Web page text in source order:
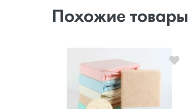
Похожие товары